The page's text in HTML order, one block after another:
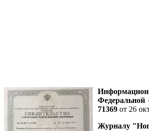
Федеральной
71369 от 26
Журналу